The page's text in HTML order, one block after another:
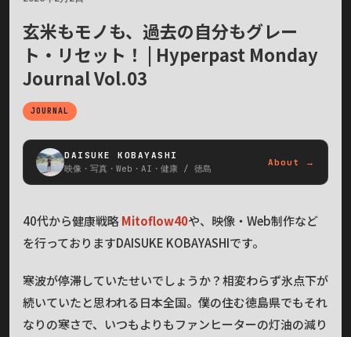
玄米もモノも、過去の自分もグレー
ト・リセット！ | Hyperpast Monday
Journal Vol.03
JOURNAL
DAISUKE KOBAYASHI
映像・写真・Web・AI・健康 / 徳島
About →
40代から健康戦略Mitoflow40や、映像・Web制作など
を行っておりますDAISUKE KOBAYASHIです。
寒波が停滞していたせいでしょうか？相変わらず氷点下が
続いていたと思われる日本全国。僕の住む徳島県でもそれ
なりの寒さで、いつもよりもファンヒーターの灯油の減り